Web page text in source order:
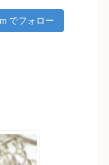
でフォロー